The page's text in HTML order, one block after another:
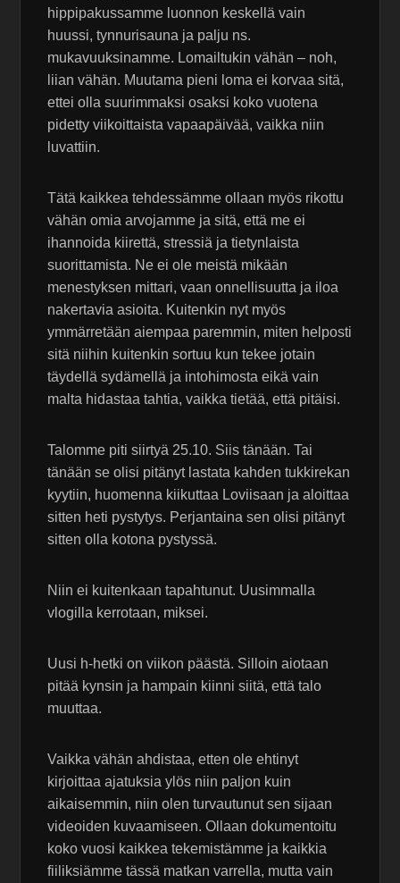
hippipakussamme luonnon keskellä vain
huussi, tynnurisauna ja palju ns.
mukavuuksinamme. Lomailtukin vähän – noh,
liian vähän. Muutama pieni loma ei korvaa sitä,
ettei olla suurimmaksi osaksi koko vuotena
pidetty viikoittaista vapaapäivää, vaikka niin
luvattiin.
Tätä kaikkea tehdessämme ollaan myös rikottu
vähän omia arvojamme ja sitä, että me ei
ihannoida kiirettä, stressiä ja tietynlaista
suorittamista. Ne ei ole meistä mikään
menestyksen mittari, vaan onnellisuutta ja iloa
nakertavia asioita. Kuitenkin nyt myös
ymmärretään aiempaa paremmin, miten helposti
sitä niihin kuitenkin sortuu kun tekee jotain
täydellä sydämellä ja intohimosta eikä vain
malta hidastaa tahtia, vaikka tietää, että pitäisi.
Talomme piti siirtyä 25.10. Siis tänään. Tai
tänään se olisi pitänyt lastata kahden tukkirekan
kyytiin, huomenna kiikuttaa Loviisaan ja aloittaa
sitten heti pystytys. Perjantaina sen olisi pitänyt
sitten olla kotona pystyssä.
Niin ei kuitenkaan tapahtunut. Uusimmalla
vlogilla kerrotaan, miksei.
Uusi h-hetki on viikon päästä. Silloin aiotaan
pitää kynsin ja hampain kiinni siitä, että talo
muuttaa.
Vaikka vähän ahdistaa, etten ole ehtinyt
kirjoittaa ajatuksia ylös niin paljon kuin
aikaisemmin, niin olen turvautunut sen sijaan
videoiden kuvaamiseen. Ollaan dokumentoitu
koko vuosi kaikkea tekemistämme ja kaikkia
fiiliksiämme tässä matkan varrella, mutta vain